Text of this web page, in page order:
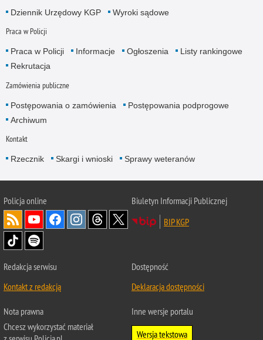
Dziennik Urzędowy KGP Wyroki sądowe
Praca w Policji
Praca w Policji Informacje Ogłoszenia
Listy rankingowe
Rekrutacja
Zamówienia publiczne
Postępowania o zamówienia
Postępowania podprogowe
Archiwum
Kontakt
Rzecznik Skargi i wnioski Sprawy weteranów
Policjaonline
Biuletyn Informacji Publicznej
BIP KGP
Redakcja serwisu
Kontakt z redakcją
Dostępność
Deklaracja dostępności
Nota prawna
Chcesz wykorzystać materiał
Inne wersje portalu
Wersja tekstowa